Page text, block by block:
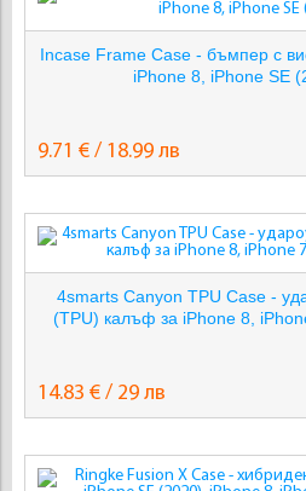
Incase Frame Case - бъмпер с
iPhone 8, iPhone SE
9.71 € / 18.99 лв
4smarts Canyon TPU Case -
(TPU) калъф за iPhone 8,
14.83 € / 29 лв